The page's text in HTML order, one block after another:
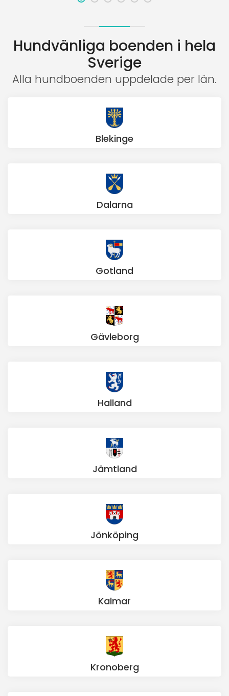
Hundvänliga boenden i hela
Sverige
Alla hundboenden uppdelade per län.
Blekinge
Dalarna
Gotland
Gävleborg
Halland
Jämtland
Jönköping
Kalmar
Kronoberg